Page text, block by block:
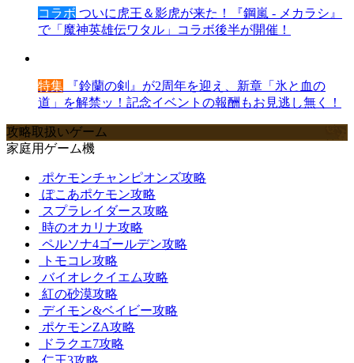
コラボ ついに虎王＆影虎が来た！『鋼嵐 - メカラシ』
で「魔神英雄伝ワタル」コラボ後半が開催！
特集 『鈴蘭の剣』が2周年を迎え、新章「氷と血の
道」を解禁ッ！記念イベントの報酬もお見逃し無く！
攻略取扱いゲーム
家庭用ゲーム機
ポケモンチャンピオンズ攻略
ぽこあポケモン攻略
スプラレイダース攻略
時のオカリナ攻略
ペルソナ4ゴールデン攻略
トモコレ攻略
バイオレクイエム攻略
紅の砂漠攻略
デイモン&ベイビー攻略
ポケモンZA攻略
ドラクエ7攻略
仁王3攻略